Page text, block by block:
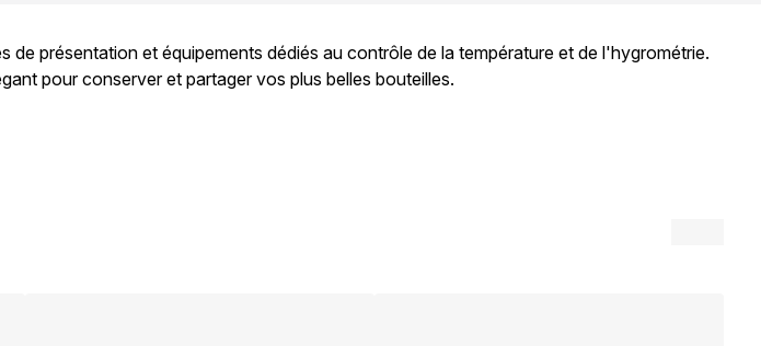
présentation et équipements dédiés au contrôle de la température et de l'hygrométrie.
pour conserver et partager vos plus belles bouteilles.